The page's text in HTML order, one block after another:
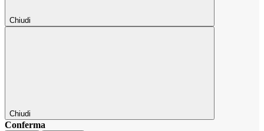
Chiudi
Chiudi
Conferma